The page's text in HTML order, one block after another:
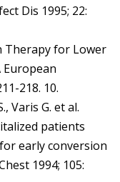
Dis 1995; 22:
Therapy for Lower
218. 10.
Varis G. et al.
patients
early conversion
1994; 105: